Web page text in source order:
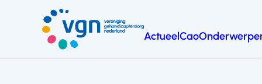
hoofdinhoud
ActueelCao